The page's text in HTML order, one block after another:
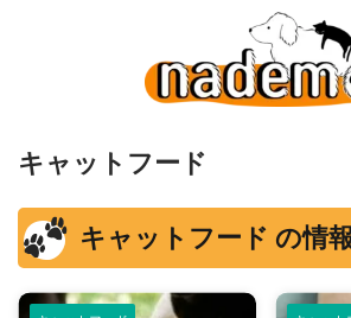
キャットフード
キャットフード の情